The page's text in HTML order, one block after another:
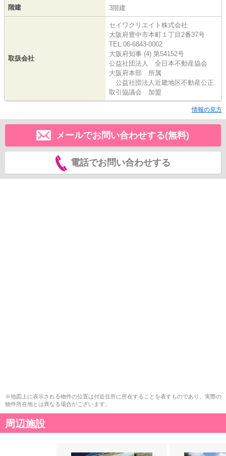
階建 3階建
取扱会社
セイワクリエイト株式会社
大阪府豊中市本町１丁目2番37号
TEL:06-6843-0002
大阪府知事 (4) 第54152号
公益社団法人 全日本不動産協会
大阪府本部 所属
公益社団法人近畿地区不動産公正
取引協議会 加盟
情報の見方
メールでお問い合わせする(無料)
電話でお問い合わせする
※地図上に表示される物件の位置は付近住所に所在することを表すものであり、実際の
物件所在地とは異なる場合がございます。
周辺施設